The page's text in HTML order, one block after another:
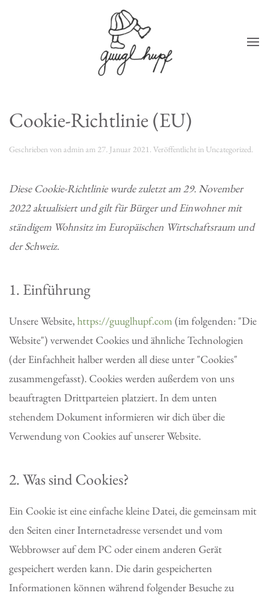
Zum Hauptinhalt springen
Cookie-Richtlinie (EU)
Geschrieben von admin am 27. Januar 2021. Veröffentlicht in Uncategorized.
Diese Cookie-Richtlinie wurde zuletzt am 29. November
2022 aktualisiert und gilt für Bürger und Einwohner mit
ständigem Wohnsitz im Europäischen Wirtschaftsraum und
der Schweiz.
1. Einführung
Unsere Website,https://guuglhupf.com(im folgenden: "Die
Website") verwendet Cookies und ähnliche Technologien
(der Einfachheit halber werden all diese unter "Cookies"
zusammengefasst). Cookies werden außerdem von uns
beauftragten Drittparteien platziert. In dem unten
stehendem Dokument informieren wir dich über die
Verwendung von Cookies auf unserer Website.
2. Was sind Cookies?
Ein Cookie ist eine einfache kleine Datei, die gemeinsam mit
den Seiten einer Internetadresse versendet und vom
Webbrowser auf dem PC oder einem anderen Gerät
gespeichert werden kann. Die darin gespeicherten
Informationen können während folgender Besuche zu